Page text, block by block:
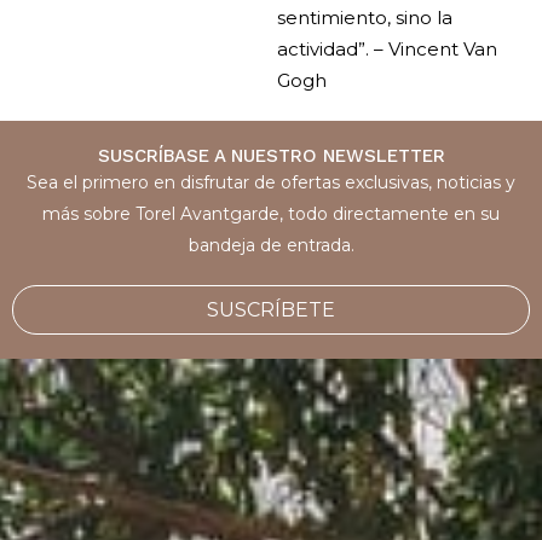
sentimiento, sino la
actividad”. – Vincent Van
Gogh
SUSCRÍBASE A NUESTRO NEWSLETTER
Sea el primero en disfrutar de ofertas exclusivas, noticias y
más sobre Torel Avantgarde, todo directamente en su
bandeja de entrada.
SUSCRÍBETE